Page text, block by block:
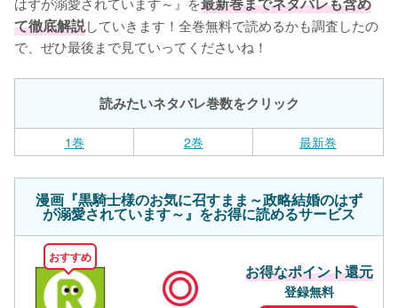
て徹底解説していきます！全巻無料で読めるかも調査したの
で、ぜひ最後まで見ていってくださいね！
読みたいネタバレ巻数をクリック
1巻 2巻 最新巻
漫画『黒騎士様のお気に召すまま～政略結婚のはず
が溺愛されています～』をお得に読めるサービス
おすすめ
お得なポイント還元
登録無料